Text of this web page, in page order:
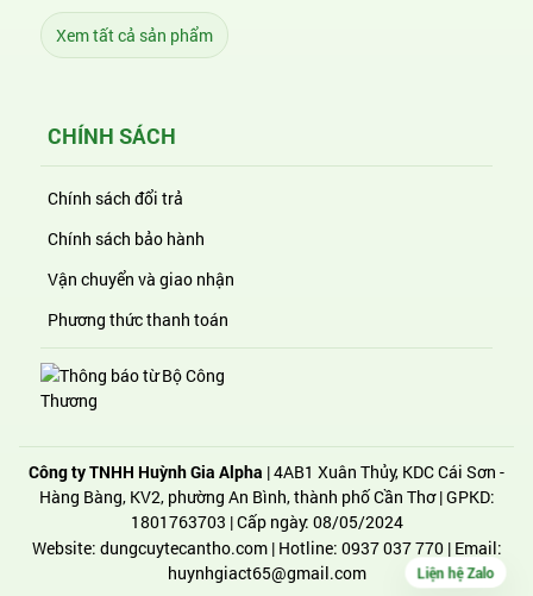
Xem tất cả sản phẩm
CHÍNH SÁCH
Chính sách đổi trả
Chính sách bảo hành
Vận chuyển và giao nhận
Phương thức thanh toán
Công ty TNHH Huỳnh Gia Alpha | 4AB1 Xuân Thủy, KDC Cái Sơn -
Hàng Bàng, KV2, phường An Bình, thành phố Cần Thơ | GPKD:
1801763703 | Cấp ngày: 08/05/2024
Website: dungcuytecantho.com| Hotline: 0937 037 770| Email:
huynhgiact65@gmail.com
Liện hệ Zalo